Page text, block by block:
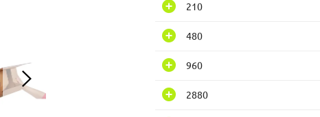
210
480
960
2880